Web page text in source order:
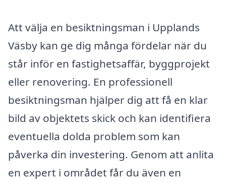
Att välja en besiktningsman i Upplands
Väsby kan ge dig många fördelar när du
står inför en fastighetsaffär, byggprojekt
eller renovering. En professionell
besiktningsman hjälper dig att få en klar
bild av objektets skick och kan identifiera
eventuella dolda problem som kan
påverka din investering. Genom att anlita
en expert i området får du även en